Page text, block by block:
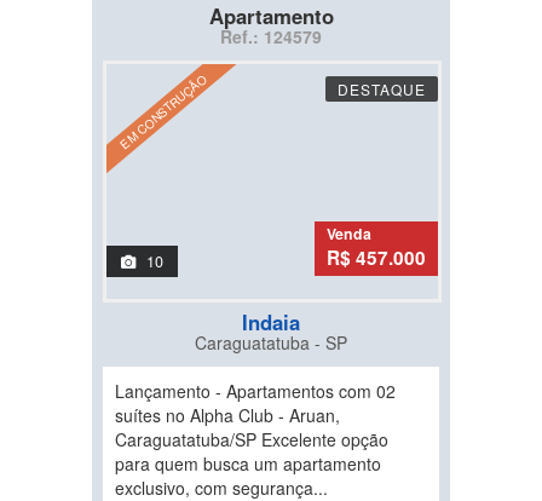
Apartamento
Ref.: 124579
EM CONSTRUÇÃO DESTAQUE
10
Venda
R$ 457.000
Indaia
Caraguatatuba - SP
Lançamento - Apartamentos com 02
suítes no Alpha Club - Aruan,
Caraguatatuba/SP Excelente opção
para quem busca um apartamento
exclusivo, com segurança...